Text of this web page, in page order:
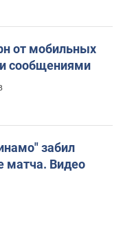
от мобильных
сообщениями
забил
матча. Видео